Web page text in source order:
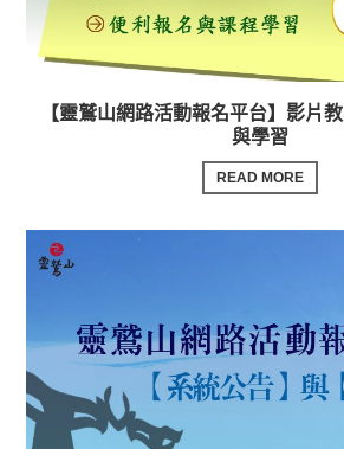
【靈鷲山網路活動報名平台】影片
與學習
READ MORE